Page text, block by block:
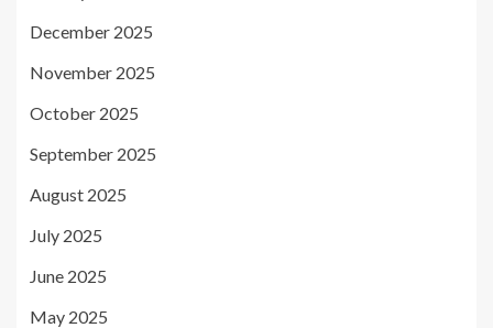
December 2025
November 2025
October 2025
September 2025
August 2025
July 2025
June 2025
May 2025